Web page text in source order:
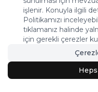
Halı Kaydırmaz Ped Nasıl
© 2026 Halı Stores
Bu
işlenir. Konuyla ilgili
Politikamızı
tıklamanız halinde
için gerekli çerezler